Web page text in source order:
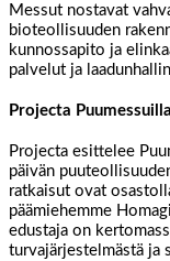
Messut nostavat
bioteollisuuden
kunnossapito ja
palvelut ja
Projecta Puumessuilla
Projecta esittelee
päivän
ratkaisut ovat
päämiehemme
edustaja on
turvajärjestelmästä ja